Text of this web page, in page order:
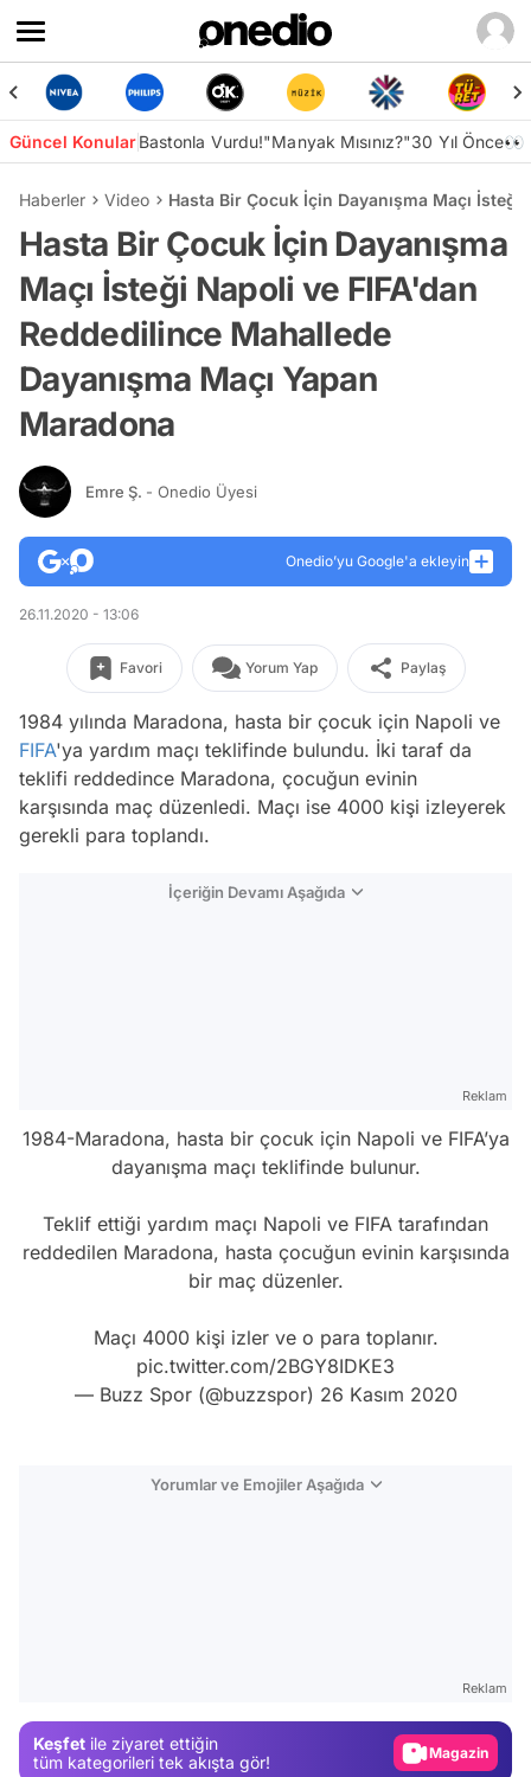
Güncel KonularBastonla Vurdu!"Manyak Mısınız?"30 Yıl Önce👀
Haberler Video Hasta Bir Çocuk İçin Dayanışma Maçı
Hasta Bir Çocuk İçin Dayanışma
Maçı İsteği Napoli ve FIFA'dan
Reddedilince Mahallede
Dayanışma Maçı Yapan
Maradona
Emre Ş. - Onedio Üyesi
Onedio’yu Google'a ekleyin
26.11.2020 - 13:06
Favori Yorum Yap Paylaş
1984 yılında Maradona, hasta bir çocuk için Napoli ve
FIFA'ya yardım maçı teklifinde bulundu. İki taraf da
teklifi reddedince Maradona, çocuğun evinin
karşısında maç düzenledi. Maçı ise 4000 kişi izleyerek
gerekli para toplandı.
İçeriğin Devamı Aşağıda
Reklam
1984-Maradona, hasta bir çocuk için Napoli ve FIFA’ya
dayanışma maçı teklifinde bulunur.
Teklif ettiği yardım maçı Napoli ve FIFA tarafından
reddedilen Maradona, hasta çocuğun evinin karşısında
bir maç düzenler.
Maçı 4000 kişi izler ve o para toplanır.
pic.twitter.com/2BGY8IDKE3
— Buzz Spor (@buzzspor) 26 Kasım 2020
Yorumlar ve Emojiler Aşağıda
Reklam
Keşfet ile ziyaret ettiğin
tüm kategorileri tek akışta gör!
Magazin